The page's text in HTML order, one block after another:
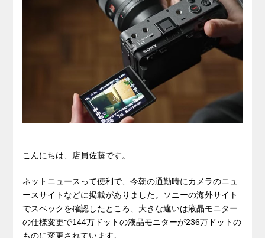
こんにちは、店員佐藤です。
ネットニュースって便利で、今朝の通勤時にカメラのニュ
ースサイトなどに掲載がありました。ソニーの海外サイト
でスペックを確認したところ、大きな違いは液晶モニター
の仕様変更で144万ドットの液晶モニターが236万ドットの
ものに変更されています。